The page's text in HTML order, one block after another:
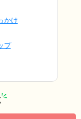
かけ
プ